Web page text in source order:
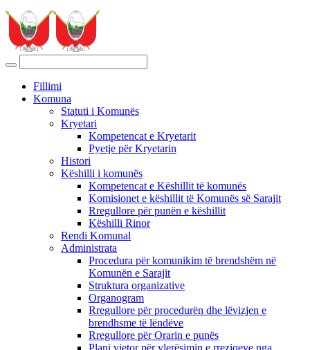
Fillimi
Komuna
Statuti i Komunës
Kryetari
Kompetencat e Kryetarit
Pyetje për Kryetarin
Histori
Këshilli i komunës
Kompetencat e Këshillit të komunës
Komisionet e këshillit të Komunës së Sarajit
Rregullore për punën e këshillit
Këshilli Rinor
Rendi Komunal
Administrata
Procedura për komunikim të brendshëm në
Komunën e Sarajit
Struktura organizative
Organogram
Rregullore për procedurën dhe lëvizjen e
brendhsme të lëndëve
Rregullore për Orarin e punës
Plani vjetor për vlerësimin e rreziqeve nga